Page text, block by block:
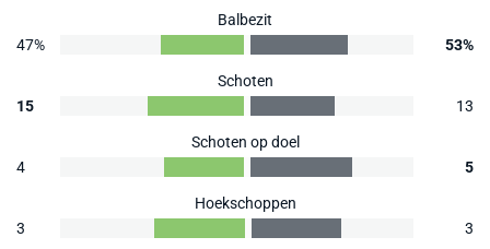
Balbezit
47%
53%
Schoten
15
13
Schoten op doel
4
5
Hoekschoppen
3
3